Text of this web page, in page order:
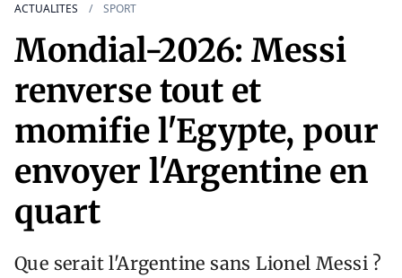
ACTUALITES SPORT
Mondial-2026: Messi
renverse tout et
momifie l'Egypte, pour
envoyer l'Argentine en
quart
Que serait l'Argentine sans Lionel Messi ?